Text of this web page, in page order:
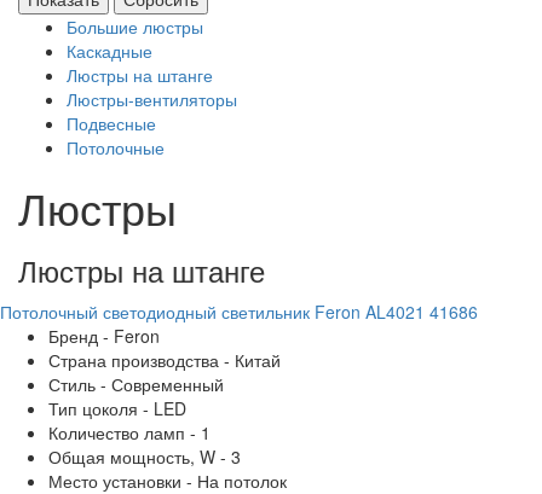
Большие люстры
Каскадные
Люстры на штанге
Люстры-вентиляторы
Подвесные
Потолочные
Люстры
Люстры на штанге
Потолочный светодиодный светильник Feron AL4021 41686
Бренд - Feron
Страна производства - Китай
Стиль - Современный
Тип цоколя - LED
Количество ламп - 1
Общая мощность, W - 3
Место установки - На потолок